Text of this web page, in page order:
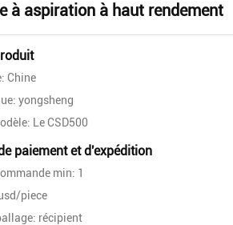
à aspiration à haut rendement
Chine
yongsheng
Le CSD500
paiement et d'expédition
min: 1
piece
récipient